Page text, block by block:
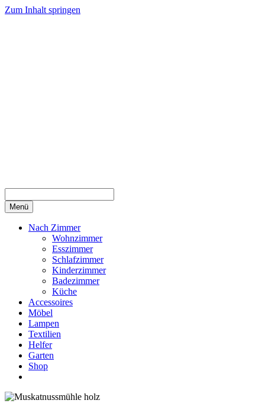
Zum Inhalt springen
Menü
Nach Zimmer
Wohnzimmer
Esszimmer
Schlafzimmer
Kinderzimmer
Badezimmer
Küche
Accessoires
Möbel
Lampen
Textilien
Helfer
Garten
Shop